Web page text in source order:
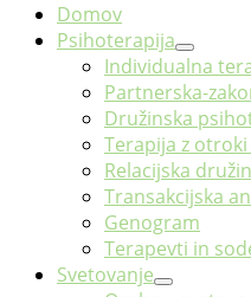
Domov
Psihoterapija
Individualna
Partnerska-
Družinska
Terapija z
Relacijska
Transakcijska
Genogram
Terapevti in
Svetovanje